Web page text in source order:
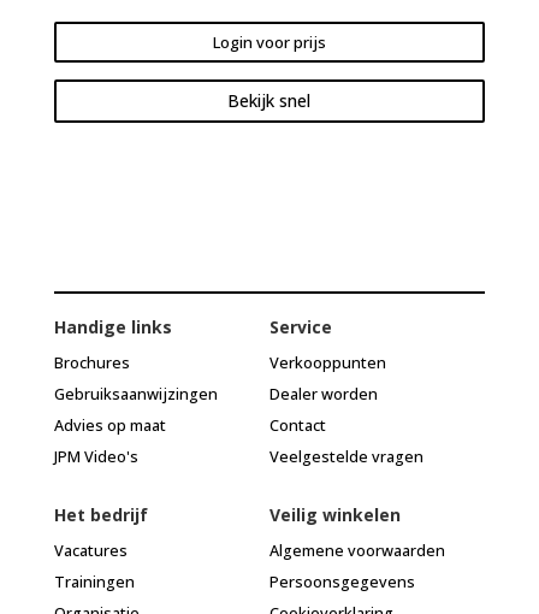
Login voor prijs
Bekijk snel
Handige links
Brochures
Gebruiksaanwijzingen
Advies op maat
JPM Video's
Service
Verkooppunten
Dealer worden
Contact
Veelgestelde vragen
Het bedrijf
Vacatures
Trainingen
Veilig winkelen
Algemene voorwaarden
Persoonsgegevens